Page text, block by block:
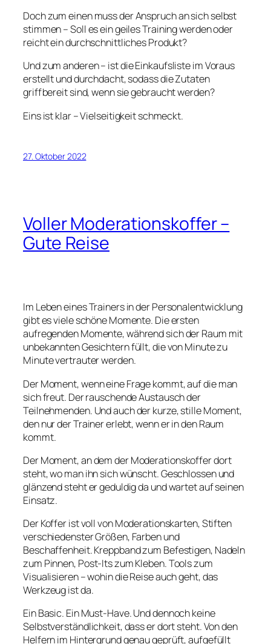
Doch zum einen muss der Anspruch an sich selbst
stimmen – Soll es ein geiles Training werden oder
reicht ein durchschnittliches Produkt?
Und zum anderen – ist die Einkaufsliste im Voraus
erstellt und durchdacht, sodass die Zutaten
griffbereit sind, wenn sie gebraucht werden?
Eins ist klar – Vielseitigkeit schmeckt.
27. Oktober 2022
Voller Moderationskoffer –
Gute Reise
Im Leben eines Trainers in der Personalentwicklung
gibt es viele schöne Momente. Die ersten
aufregenden Momente, während sich der Raum mit
unbekannten Gesichtern füllt, die von Minute zu
Minute vertrauter werden.
Der Moment, wenn eine Frage kommt, auf die man
sich freut. Der rauschende Austausch der
Teilnehmenden. Und auch der kurze, stille Moment,
den nur der Trainer erlebt, wenn er in den Raum
kommt.
Der Moment, an dem der Moderationskoffer dort
steht, wo man ihn sich wünscht. Geschlossen und
glänzend steht er geduldig da und wartet auf seinen
Einsatz.
Der Koffer ist voll von Moderationskarten, Stiften
verschiedenster Größen, Farben und
Beschaffenheit. Kreppband zum Befestigen, Nadeln
zum Pinnen, Post-Its zum Kleben. Tools zum
Visualisieren – wohin die Reise auch geht, das
Werkzeug ist da.
Ein Basic. Ein Must-Have. Und dennoch keine
Selbstverständlichkeit, dass er dort steht. Von den
Helfern im Hintergrund genau geprüft, aufgefüllt